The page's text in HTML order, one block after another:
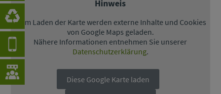
Hinweis
Beim Laden der Karte werden externe Inhalte und Cookies
von Google Maps geladen.
Nähere Informationen entnehmen Sie unserer
Datenschutzerklärung.
Diese Google Karte laden